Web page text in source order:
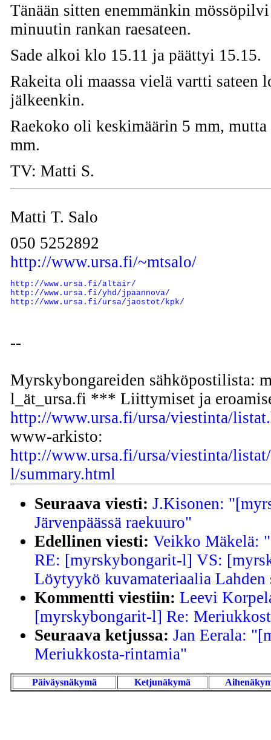
Tänään sitten enemmänkin
minuutin rankan raesateen.
Sade alkoi klo 15.11 ja päättyi 15.15.
Rakeita oli maassa vielä vartti sateen
jälkeenkin.
Raekoko oli keskimäärin 5 mm,
mm.
TV: Matti S.
Matti T. Salo
050 5252892
http://www.ursa.fi/~mtsalo/
http://www.ursa.fi/altair/
http://www.ursa.fi/yhd/jpaannova/
http://www.ursa.fi/ursa/jaostot/kpk/
--
Myrskybongareiden sähköpostilista:
l_ät_ursa.fi *** Liittymiset ja
http://www.ursa.fi/ursa/viestinta/
www-arkisto:
http://www.ursa.fi/ursa/viestinta/
l/summary.html
Seuraava viesti: J.Kisonen:
Järvenpäässä raekuuro"
Edellinen viesti: Veikko Mäkelä:
RE: [myrskybongarit-l] VS:
Löytyykö kuvamateriaalia Lahden
Kommentti viestiin: Leevi
[myrskybongarit-l] Re:
Seuraava ketjussa: Jan Eerala:
Meriukkosta-rintamia"
Päiväysnäkymä Ketjunäkymä